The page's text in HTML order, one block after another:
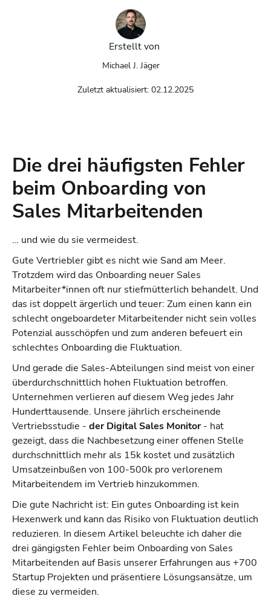
Erstellt von
Michael J. Jäger
Zuletzt aktualisiert: 02.12.2025
Die drei häufigsten Fehler
beim Onboarding von
Sales Mitarbeitenden
… und wie du sie vermeidest.
Gute Vertriebler gibt es nicht wie Sand am Meer.
Trotzdem wird das Onboarding neuer Sales
Mitarbeiter*innen oft nur stiefmütterlich behandelt. Und
das ist doppelt ärgerlich und teuer: Zum einen kann ein
schlecht ongeboardeter Mitarbeitender nicht sein volles
Potenzial ausschöpfen und zum anderen befeuert ein
schlechtes Onboarding die Fluktuation.
Und gerade die Sales-Abteilungen sind meist von einer
überdurchschnittlich hohen Fluktuation betroffen.
Unternehmen verlieren auf diesem Weg jedes Jahr
Hunderttausende. Unsere jährlich erscheinende
Vertriebsstudie - der Digital Sales Monitor- hat
gezeigt, dass die Nachbesetzung einer offenen Stelle
durchschnittlich mehr als 15k kostet und zusätzlich
Umsatzeinbußen von 100-500k pro verlorenem
Mitarbeitendem im Vertrieb hinzukommen.
Die gute Nachricht ist: Ein gutes Onboarding ist kein
Hexenwerk und kann das Risiko von Fluktuation deutlich
reduzieren. In diesem Artikel beleuchte ich daher die
drei gängigsten Fehler beim Onboarding von Sales
Mitarbeitenden auf Basis unserer Erfahrungen aus +700
Startup Projekten und präsentiere Lösungsansätze, um
diese zu vermeiden.